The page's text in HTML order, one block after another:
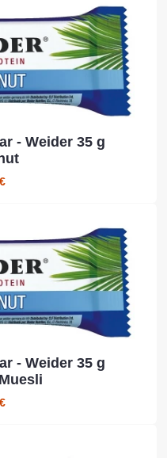
- Weider 35 g
- Weider 35 g